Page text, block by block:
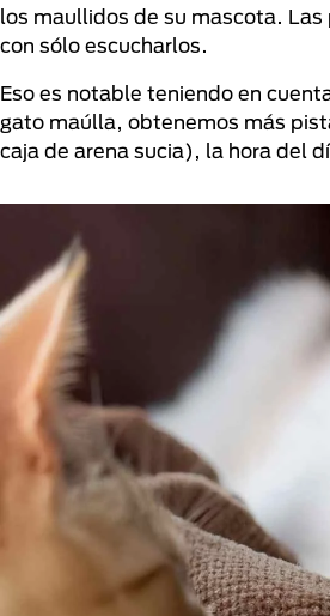
los maullidos de su mascota.
con sólo escucharlos.
Eso es notable teniendo en
gato maúlla, obtenemos más
caja de arena sucia), la hora del